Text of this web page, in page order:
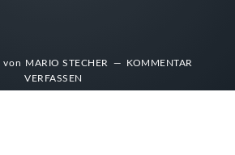
von MARIO STECHER
KOMMENTAR
VERFASSEN